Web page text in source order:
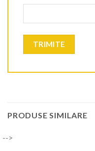
PRODUSE SIMILARE
-->